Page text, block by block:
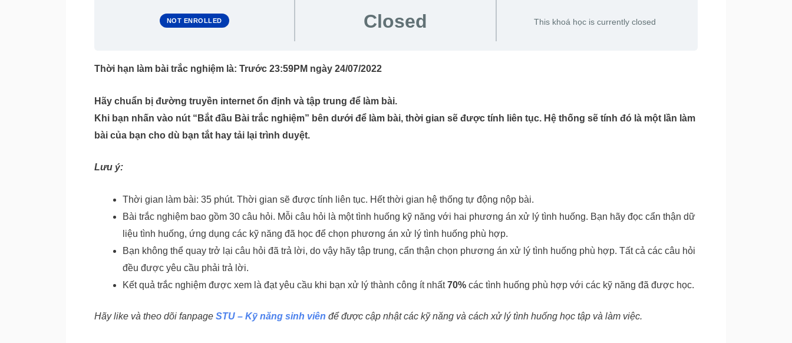
NOT ENROLLED Closed This khoá học is currently closed
Thời hạn làm bài trắc nghiệm là: Trước 23:59PM ngày 24/07/2022
Hãy chuẩn bị đường truyền internet ổn định và tập trung để làm bài.
Khi bạn nhấn vào nút “Bắt đầu Bài trắc nghiệm” bên dưới để làm bài, thời gian sẽ được tính liên tục. Hệ thống sẽ tính đó là một lần làm
bài của bạn cho dù bạn tắt hay tải lại trình duyệt.
Lưu ý:
Thời gian làm bài: 35 phút. Thời gian sẽ được tính liên tục. Hết thời gian hệ thống tự động nộp bài.
Bài trắc nghiệm bao gồm 30 câu hỏi. Mỗi câu hỏi là một tình huống kỹ năng với hai phương án xử lý tình huống. Bạn hãy đọc cẩn thận dữ
liệu tình huống, ứng dụng các kỹ năng đã học để chọn phương án xử lý tình huống phù hợp.
Bạn không thể quay trở lại câu hỏi đã trả lời, do vậy hãy tập trung, cẩn thận chọn phương án xử lý tình huống phù hợp. Tất cả các câu hỏi
đều được yêu cầu phải trả lời.
Kết quả trắc nghiệm được xem là đạt yêu cầu khi bạn xử lý thành công ít nhất70% các tình huống phù hợp với các kỹ năng đã được học.
Hãy like và theo dõi fanpage STU – Kỹ năng sinh viên để được cập nhật các kỹ năng và cách xử lý tình huống học tập và làm việc.